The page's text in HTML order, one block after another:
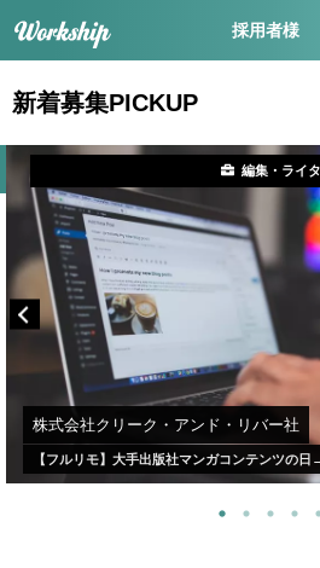
採用者様
新着募集PICKUP
株式会社クリーク・アンド・リバー社
【フルリモ】大手出版社マンガコンテンツの日
編集・ライ